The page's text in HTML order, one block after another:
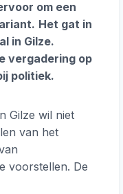
om een
Het gat in
in Gilze.
vergadering op
politiek.
Gilze wil niet
van het
voorstellen. De